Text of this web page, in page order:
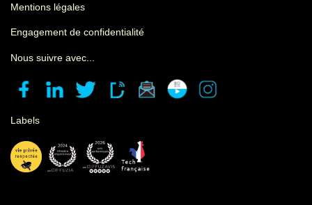
Mentions légales
Engagement de confidentialité
Nous suivre avec...
Labels